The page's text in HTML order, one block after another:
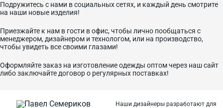
Подружитесь с нами в социальных сетях, и каждый день смотрите
на наши новые изделия!
Приезжайте к нам в гости в офис, чтобы лично пообщаться с
менеджером, дизайнером и технологом, или на производство,
чтобы увидеть все своими глазами!
Оформляйте заказ на изготовление одежды оптом через наш сайт
либо заключайте договор о регулярных поставках!
Наши дизайнеры разработают для